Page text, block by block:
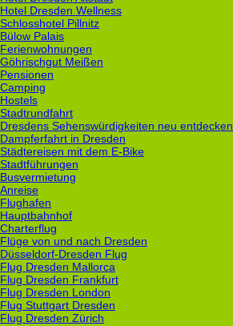
Hotel Dresden Wellness
Schlosshotel Pillnitz
Bülow Palais
Ferienwohnungen
Göhrischgut Meißen
Pensionen
Camping
Hostels
Stadtrundfahrt
Dresdens Sehenswürdigkeiten neu entdecken
Dampferfahrt in Dresden
Städtereisen mit dem E-Bike
Stadtführungen
Busvermietung
Anreise
Flughafen
Hauptbahnhof
Charterflug
Flüge von und nach Dresden
Düsseldorf-Dresden Flug
Flug Dresden Mallorca
Flug Dresden Frankfurt
Flug Dresden London
Flug Stuttgart Dresden
Flug Dresden Zürich